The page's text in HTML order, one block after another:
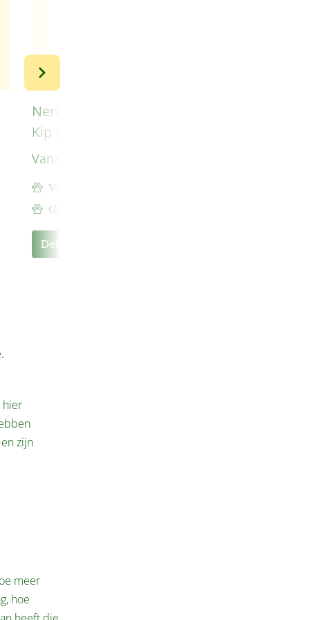
Nero Gold Hond Adult MINI
Kip & Rijst
Vanaf
Volwassen hond tot 10 kg
Gluten en tarwe vrij
Details
hier
zijn
meer
hoe